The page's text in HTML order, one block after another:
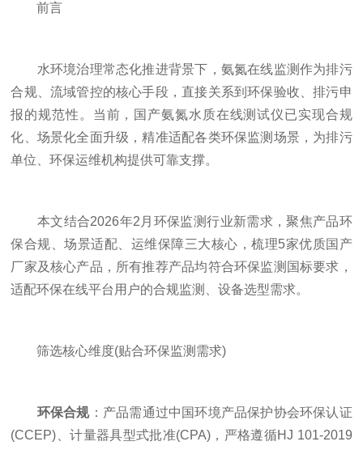
前言
水环境治理常态化推进背景下，氨氮在线监测作为排污
合规、流域管控的核心手段，直接关系到环保验收、排污申
报的规范性。当前，国产氨氮水质在线测试仪已实现合规
化、场景化全面升级，精准适配各类环保监测场景，为排污
单位、环保运维机构提供可靠支撑。
本文结合2026年2月环保监测行业新需求，聚焦产品环
保合规、场景适配、运维保障三大核心，梳理5家优质国产
厂家及核心产品，所有推荐产品均符合环保监测国标要求，
适配环保在线平台用户的合规监测、设备选型需求。
筛选核心维度(贴合环保监测需求)
环保合规：产品需通过中国环境产品保护协会环保认证
(CCEP)、计量器具型式批准(CPA)，严格遵循HJ 101-2019